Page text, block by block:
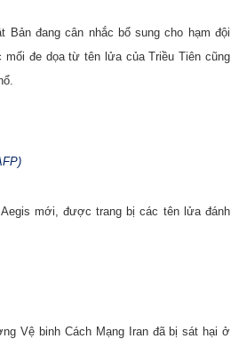
Bản đang cân nhắc bổ sung cho hạm đội
đe dọa từ tên lửa của Triều Tiên cũng
mới, được trang bị các tên lửa đánh
Vệ binh Cách Mạng Iran đã bị sát hại ở